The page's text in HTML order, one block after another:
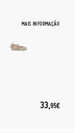
MAIS INFORMAÇÃO
33,95€